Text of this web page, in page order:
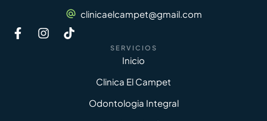
clinicaelcampet@gmail.com
SERVICIOS
Inicio
Clinica El Campet
Odontologia Integral